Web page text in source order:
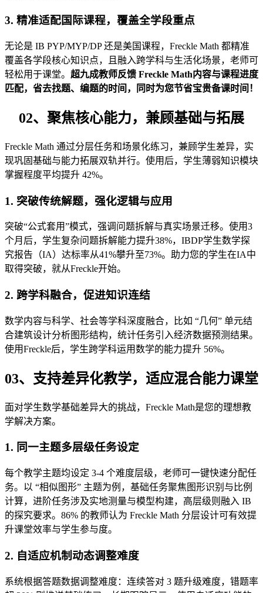
3. 精准适配国际课程，覆盖全学段重点
无论是 IB PYP/MYP/DP 还是美国课程，Freckle Math 都精准
覆盖各学段核心知识点，且融入跨学科与生活化场景，老师可
轻松用于课堂。 超九成教师反馈 Freckle Math内容与课程进度
匹配，省去找题、编题的时间，同时为您节省宝贵备课时间！
02、 聚焦核心能力，兼顾基础与拓展
Freckle Math 通过分层任务和场景化练习，兼顾学生差异，实
现巩固基础与能力拓展双轨并行。使用后，学生薄弱知识模块
掌握程度平均提升 42%。
1. 突破传统解题，强化逻辑与应用
突破“公式套用”模式，强调问题拆解与真实场景迁移。使用3
个月后，学生复杂问题拆解能力提升38%，IBDP学生数学探
究报告（IA）达标率从41%攀升至73%。助力您的学生在IA中
取得突破，就从Freckle开始。
2. 跨学科融合，促进知识连结
数学内容与科学、社会等学科深度融合，比如 “几何” 单元结
合建筑设计分析图形结构，统计任务引入经济数据预测结果。
使用Freckle后，学生跨学科运用数学的能力提升 56%。
03、 支持差异化教学，适应混合能力课堂
面对学生数学基础差异大的挑战，Freckle Math是您的理想教
学解决方案。
1. 同一主题多层级任务设定
每个教学主题均设定 3-4 个难度层级，老师可一键快速分配任
务。以 “相似图形” 主题为例，基础任务聚焦图形识别与比例
计算，进阶任务涉及实地测量与模型构建，高层级则融入 IB
的探究要求。86% 的教师认为 Freckle Math 分层设计可有效提
升课堂效率与学生参与度。
2. 自适应机制动态调整难度
系统根据答题数据调整难度：连续答对 3 题升级难度，错题率